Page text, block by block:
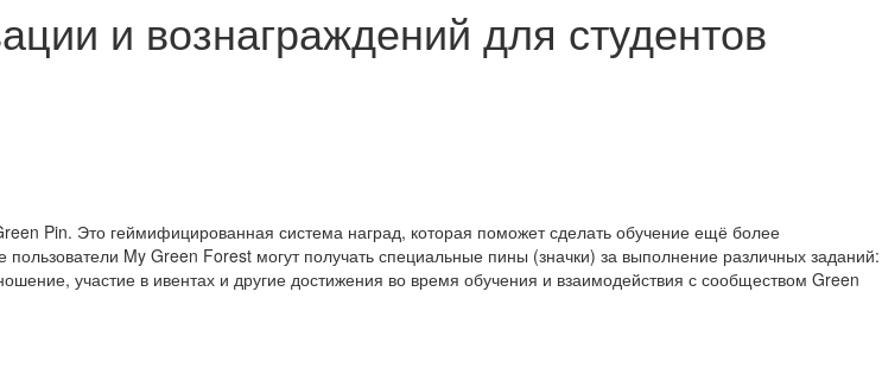
и вознаграждений для студентов
Pin. Это геймифицированная система наград, которая поможет сделать обучение ещё более
My Green Forest могут получать специальные пины (значки) за выполнение различных заданий:
участие в ивентах и другие достижения во время обучения и взаимодействия с сообществом Green